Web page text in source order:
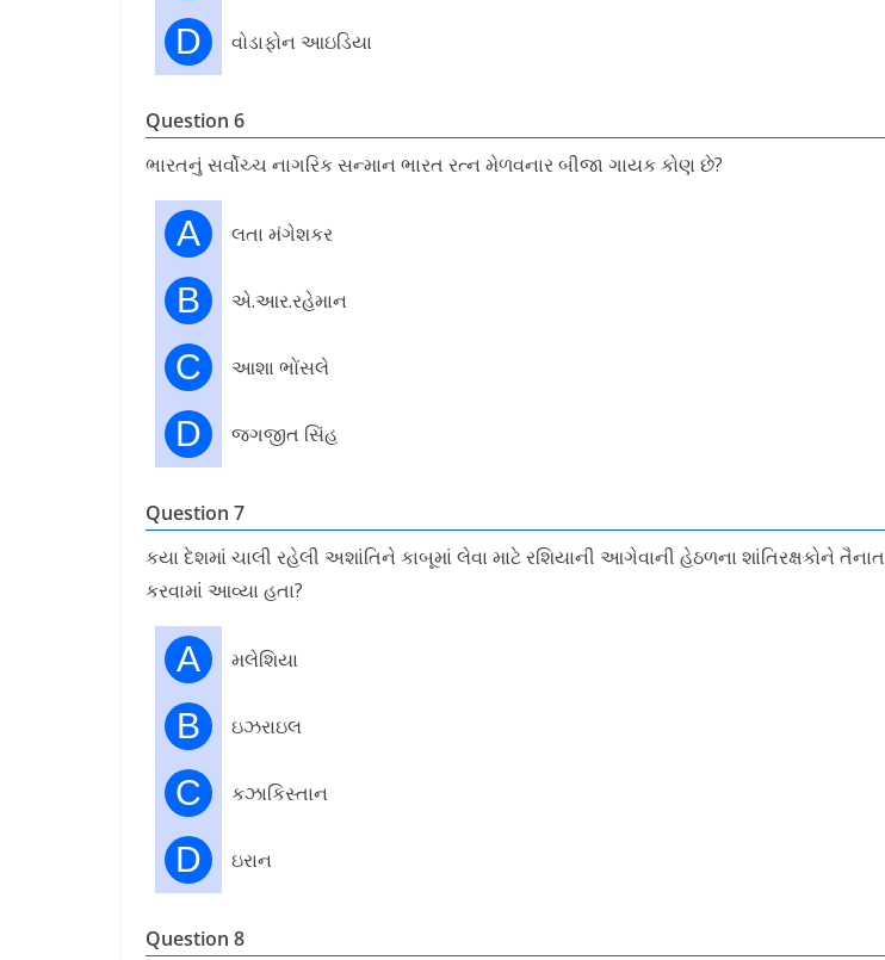
D વોડાફોન આઇડિયા
Question 6
ભારતનું સર્વોચ્ચ નાગરિક સન્માન ભારત રત્ન મેળવનાર બીજા ગાયક કોણ છે?
A લતા મંગેશકર
B એ.આર.રહેમાન
C આશા ભોંસલે
D જગજીત સિંહ
Question 7
કયા દેશમાં ચાલી રહેલી અશાંતિને કાબૂમાં લેવા માટે રશિયાની આગેવાની હેઠળના શાંતિરક્ષકોને તૈનાત
કરવામાં આવ્યા હતા?
A મલેશિયા
B ઇઝરાઇલ
C કઝાકિસ્તાન
D ઇરાન
Question 8